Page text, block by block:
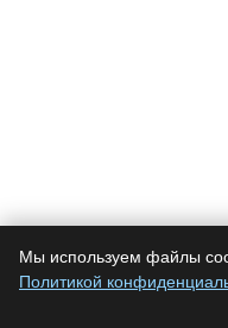
Мы используем файлы
Политикой